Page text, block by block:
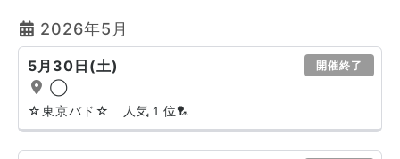
2026年5月
5月30日(土) 開催終了
◯
☆東京バド☆ 人気１位🏸